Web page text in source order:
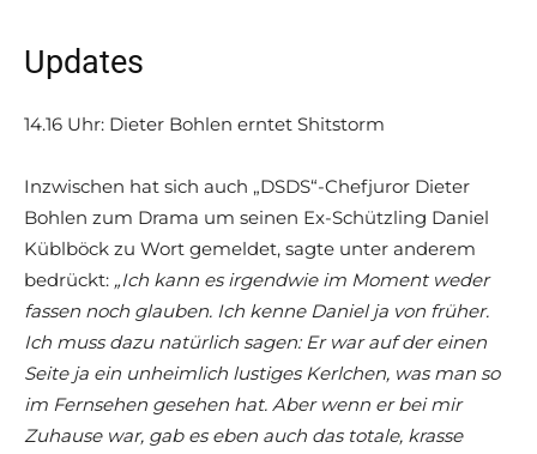
Updates
14.16 Uhr: Dieter Bohlen erntet Shitstorm
Inzwischen hat sich auch „DSDS“-Chefjuror Dieter
Bohlen zum Drama um seinen Ex-Schützling Daniel
Küblböck zu Wort gemeldet, sagte unter anderem
bedrückt: „Ich kann es irgendwie im Moment weder
fassen noch glauben. Ich kenne Daniel ja von früher.
Ich muss dazu natürlich sagen: Er war auf der einen
Seite ja ein unheimlich lustiges Kerlchen, was man so
im Fernsehen gesehen hat. Aber wenn er bei mir
Zuhause war, gab es eben auch das totale, krasse